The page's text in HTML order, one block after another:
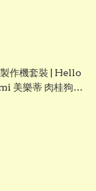
作機套裝 | Hello
美樂蒂 肉桂狗